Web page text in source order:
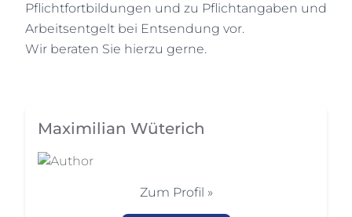
Pflichtfortbildungen und zu Pflichtangaben und
Arbeitsentgelt bei Entsendung vor.
Wir beraten Sie hierzu gerne.
Maximilian Wüterich
Zum Profil »